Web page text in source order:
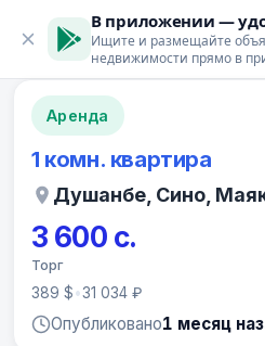
В приложении —
Ищите и размещайте
недвижимости прямо в
Аренда
1 комн. квартира
Душанбе, Сино,
3 600 с.
Торг
389 $•31 034 ₽
Опубликовано1 месяц